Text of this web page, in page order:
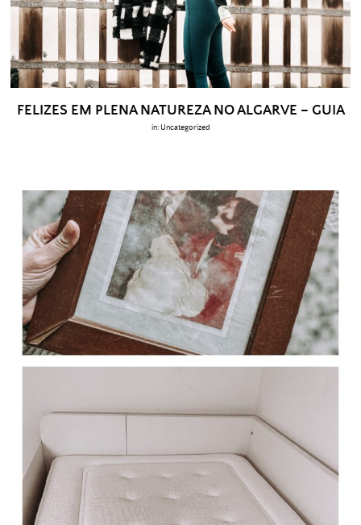
FELIZES EM PLENA NATUREZA NO ALGARVE – GUIA
in: Uncategorized